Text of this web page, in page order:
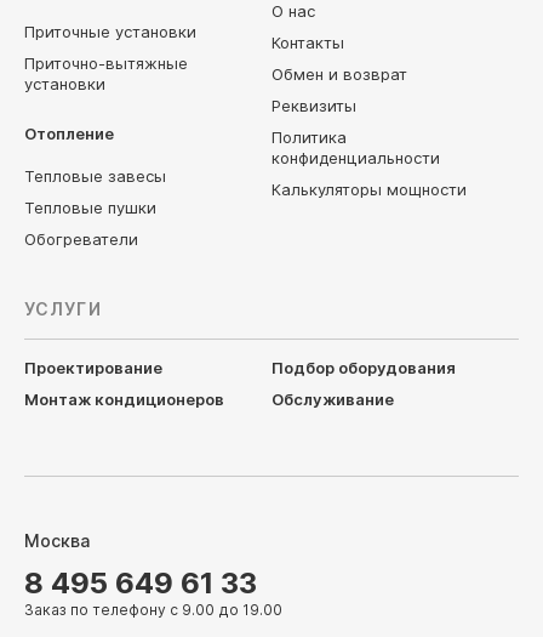
Приточные установки
Приточно-вытяжные
установки
Отопление
Тепловые завесы
Тепловые пушки
Обогреватели
О нас
Контакты
Обмен и возврат
Реквизиты
Политика
конфиденциальности
Калькуляторы мощности
УСЛУГИ
Проектирование
Подбор оборудования
Монтаж кондиционеров
Обслуживание
Москва
8 495 649 61 33
Заказ по телефону с 9.00 до 19.00